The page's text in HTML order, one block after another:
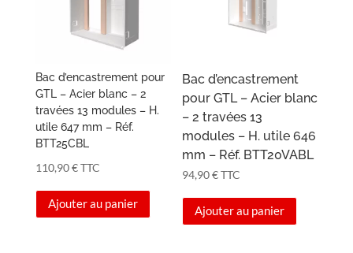
Bac d’encastrement pour
GTL – Acier blanc – 2
travées 13 modules – H.
utile 647 mm – Réf.
BTT25CBL
110,90€TTC
Ajouter au panier
Bac d’encastrement
pour GTL – Acier blanc
– 2 travées 13
modules – H. utile 646
mm – Réf. BTT20VABL
94,90€TTC
Ajouter au panier